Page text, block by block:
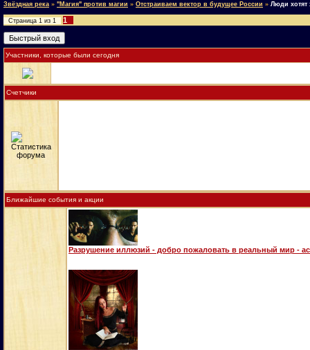
Звёздная река » "Магия" против магии » Отстраиваем вектор в будущее России » Люди хотят
Страница 1 из 1 1
Участники, которые были сегодня
Счетчики
Ближайшие события и акции
Разрушение иллюзий - добро пожаловать в реальный мир -